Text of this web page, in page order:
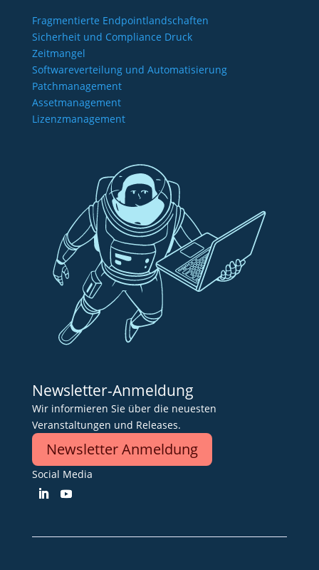
Fragmentierte Endpointlandschaften
Sicherheit und Compliance Druck
Zeitmangel
Softwareverteilung und Automatisierung
Patchmanagement
Assetmanagement
Lizenzmanagement
Newsletter-Anmeldung
Wir informieren Sie über die neuesten
Veranstaltungen und Releases.
Newsletter Anmeldung
Social Media